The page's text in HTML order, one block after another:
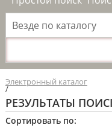
Везде по каталогу
Электронный каталог
/
РЕЗУЛЬТАТЫ
Сортировать по: